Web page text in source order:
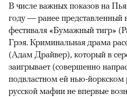
В числе важных показов на
году — ранее представленный
фестиваля «Бумажный тигр»
Грэя. Криминальная драма
(Адам Драйвер), который в
заигрывает (совершенно
подвластном ей нью-
русской мафии не впервые